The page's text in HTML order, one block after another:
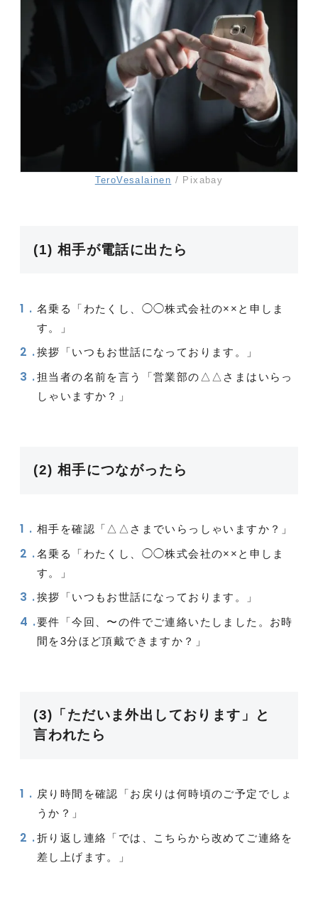
TeroVesalainen / Pixabay
(1) 相手が電話に出たら
名乗る「わたくし、◯◯株式会社の××と申しま
す。」
挨拶「いつもお世話になっております。」
担当者の名前を言う「営業部の△△さまはいらっ
しゃいますか？」
(2) 相手につながったら
相手を確認「△△さまでいらっしゃいますか？」
名乗る「わたくし、◯◯株式会社の××と申しま
す。」
挨拶「いつもお世話になっております。」
要件「今回、〜の件でご連絡いたしました。お時
間を3分ほど頂戴できますか？」
(3)「ただいま外出しております」と
言われたら
戻り時間を確認「お戻りは何時頃のご予定でしょ
うか？」
折り返し連絡「では、こちらから改めてご連絡を
差し上げます。」